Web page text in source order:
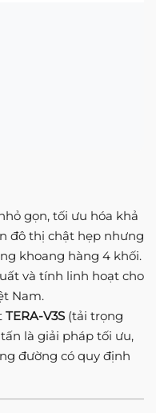
gọn, tối ưu hóa khả
đô thị chật hẹp nhưng
khoang hàng 4 khối.
và tính linh hoạt cho
Nam.
TERA-V3S (tải trọng
là giải pháp tối ưu,
đường có quy định